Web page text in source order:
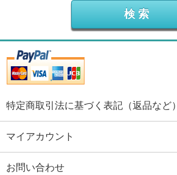
特定商取引法に基づく表記（返品など）
マイアカウント
お問い合わせ